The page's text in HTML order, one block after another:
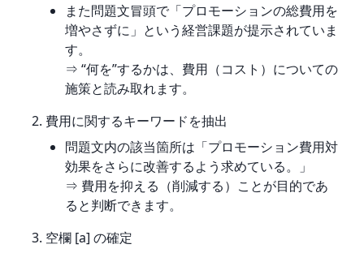
また問題文冒頭で「プロモーションの総費用を
増やさずに」という経営課題が提示されていま
す。
⇒ “何を”するかは、費用（コスト）についての
施策と読み取れます。
費用に関するキーワードを抽出
問題文内の該当箇所は「プロモーション費用対
効果をさらに改善するよう求めている。」
⇒ 費用を抑える（削減する）ことが目的であ
ると判断できます。
空欄 [a] の確定